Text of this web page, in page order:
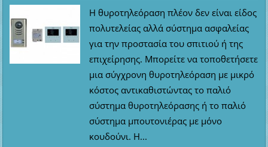
Η θυροτηλεόραση πλέον δεν είναι είδος
πολυτελείας αλλά σύστημα ασφαλείας
για την προστασία του σπιτιού ή της
επιχείρησης. Μπορείτε να τοποθετήσετε
μια σύγχρονη θυροτηλεόραση με μικρό
κόστος αντικαθιστώντας το παλιό
σύστημα θυροτηλεόρασης ή το παλιό
σύστημα μπουτονιέρας με μόνο
κουδούνι. Η...